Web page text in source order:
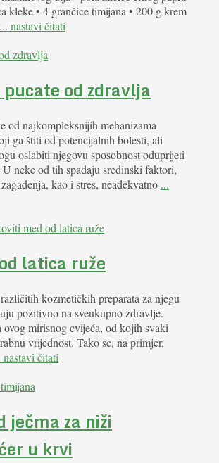
kleke • 4 grančice timijana • 200 g krem
... nastavi čitati
od zdravlja
od najkompleksnijih mehanizama
ga štiti od potencijalnih bolesti, ali
oslabiti njegovu sposobnost oduprijeti
neke od tih spadaju sredinski faktori,
kao i stres, neadekvatno ...
latica ruže
kozmetičkih preparata za njegu
pozitivno na sveukupno zdravlje.
ovog mirisnog cvijeća, od kojih svaki
vrijednost. Tako se, na primjer,
nastavi čitati
ječma za niži
u krvi